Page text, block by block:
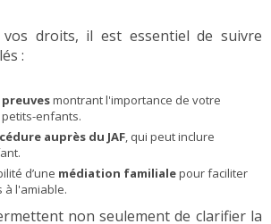
droits, il est essentiel de suivre
:
preuvesmontrant l'importance de votre
enfants.
auprès du JAF, qui peut inclure
d’une médiation familialepour faciliter
à l'amiable.
non seulement de clarifier la